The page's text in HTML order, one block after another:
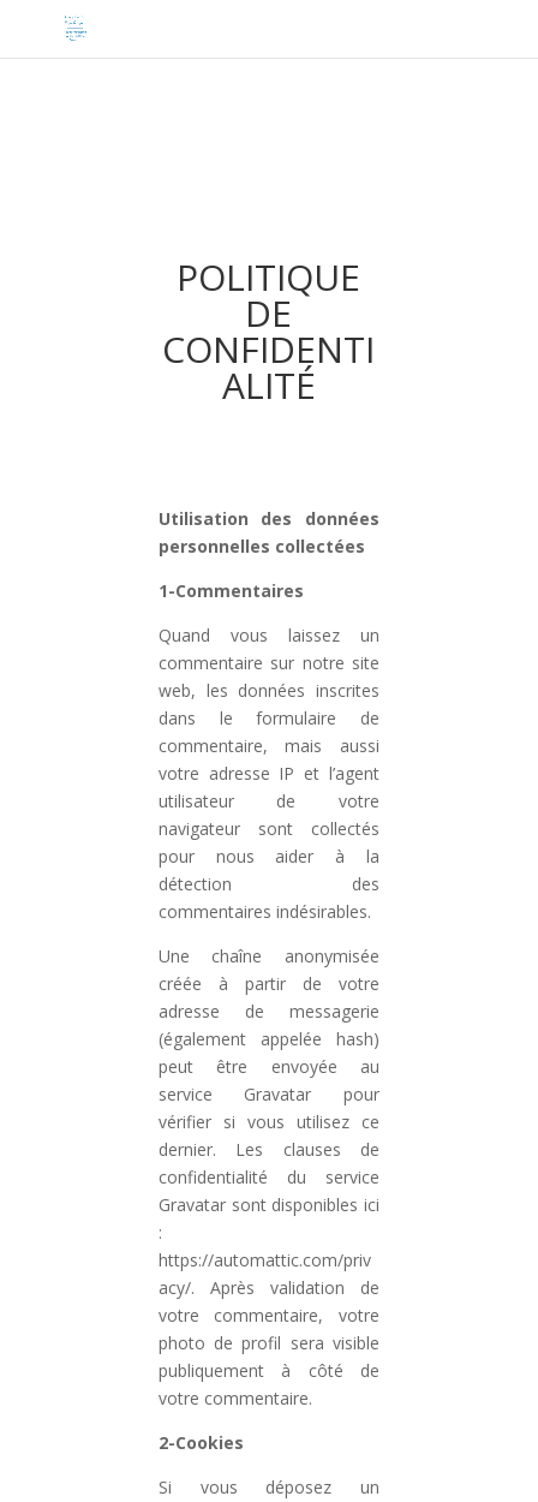
POLITIQUE
DE
CONFIDENTI
ALITÉ
Utilisation des données
personnelles collectées
1-Commentaires
Quand vous laissez un
commentaire sur notre site
web, les données inscrites
dans le formulaire de
commentaire, mais aussi
votre adresse IP et l’agent
utilisateur de votre
navigateur sont collectés
pour nous aider à la
détection des
commentaires indésirables.
Une chaîne anonymisée
créée à partir de votre
adresse de messagerie
(également appelée hash)
peut être envoyée au
service Gravatar pour
vérifier si vous utilisez ce
dernier. Les clauses de
confidentialité du service
Gravatar sont disponibles ici
:
https://automattic.com/priv
acy/. Après validation de
votre commentaire, votre
photo de profil sera visible
publiquement à côté de
votre commentaire.
2-Cookies
Si vous déposez un